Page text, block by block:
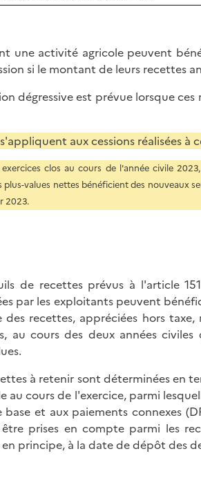
une activité agricole peuvent
si le montant de leurs recettes
dégressive est prévue lorsque
aux cessions réalisées à
exercices clos au cours de l'année civile
plus-values nettes bénéficient des nouveaux
2023.
de recettes prévus à l'article
par les exploitants peuvent
recettes, appréciées hors taxe,
au cours des deux années
à retenir sont déterminées en
cours de l'exercice, parmi
et aux paiements connexes
prises en compte parmi les
principe, à la date de dépôt des